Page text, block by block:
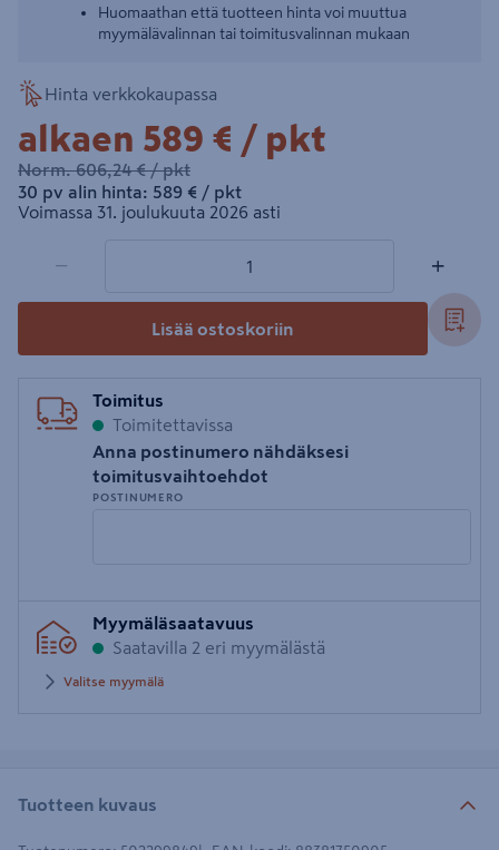
Huomaathan että tuotteen hinta voi muuttua
myymälävalinnan tai toimitusvalinnan mukaan
Hinta verkkokaupassa
alkaen 589€/pkt
589 € / pkt
Norm.606,24€/pkt
606,24 €/ pkt
30 pv alin hinta: 589€/pkt
589 € / pkt
Voimassa 31. joulukuuta 2026 asti
− +
Lisää ostoskoriin
Toimitus
Toimitettavissa
Anna postinumero nähdäksesi
toimitusvaihtoehdot
POSTINUMERO
postinumero
Myymäläsaatavuus
Saatavilla 2 eri myymälästä
Valitse myymälä
Tuotteen kuvaus